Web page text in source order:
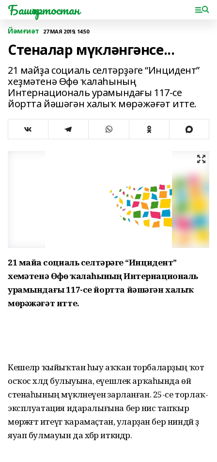
Башҡортостан
Йәмғиәт 27 МАЯ 2019, 14:50
Стеналар мүкләнгәнсе...
21 майҙа социаль селтәрҙәге “Инцидент”
хеҙмәтенә Өфө ҡалаһының
Интернациональ урамындағы 117-се
йортта йәшәгән халыҡ мөрәжәғәт итте.
21 майҙа социаль селтәрҙәге “Инцидент”
хеҙмәтенә Өфө ҡалаһының Интернациональ
урамындағы 117-се йортта йәшәгән халыҡ
мөрәжәғәт итте.
Кешеләр ҡыйыҡтан һыу аҡҡан торбаларҙың ҡот
осҡос хәлдә булыуына, еүешлек арҡаһында өй
стенаһының мүкләнеүенә зарланған. 25-се торлаҡ-
эксплуатация идаралығына бер нисә тапҡыр
мөрәжәғәт итеүгә ҡарамаҫтан, уларҙан бер ниндәй ҙә
яуап булмауын да хәбәр иткәндәр.